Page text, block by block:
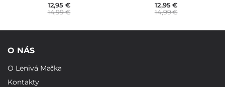
12,95 €
14,99 €
12,95 €
14,99 €
O NÁS
O Lenivá Mačka
Kontakty